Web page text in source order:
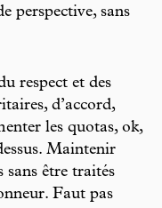
perspective, sans
respect et des
d’accord,
les quotas, ok,
Maintenir
sans être traités
Faut pas